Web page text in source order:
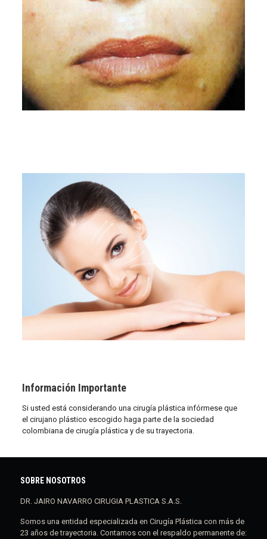
Información Importante
Si usted está considerando una cirugía plástica infórmese que
el cirujano plástico escogido haga parte de la sociedad
colombiana de cirugía plástica y de su trayectoria.
SOBRE NOSOTROS
DR. JAIRO NAVARRO CIRUGIA PLASTICA S.A.S.
Somos una entidad especializada en Cirugía Plástica con más de
23 años de trayectoria. Contamos con el respaldo permanente de: